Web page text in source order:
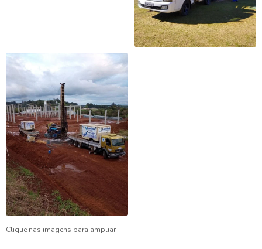
Clique nas imagens para ampliar